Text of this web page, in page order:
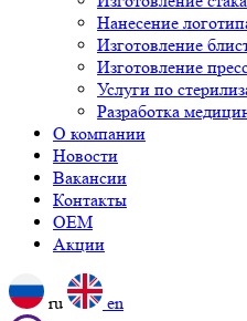
Нанесение
Изготовление
Изготовление
Услуги по
Разработка
О компании
Новости
Вакансии
Контакты
OEM
Акции
ru en